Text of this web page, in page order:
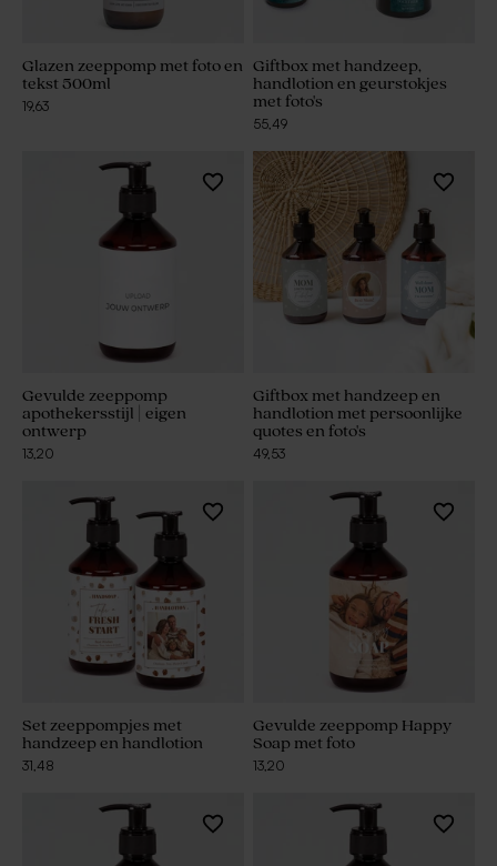
Glazen zeeppomp met foto en
tekst 500ml
19,63
Giftbox met handzeep,
handlotion en geurstokjes
met foto's
55,49
Gevulde zeeppomp
apothekersstijl | eigen
ontwerp
13,20
Giftbox met handzeep en
handlotion met persoonlijke
quotes en foto's
49,53
Set zeeppompjes met
handzeep en handlotion
31,48
Gevulde zeeppomp Happy
Soap met foto
13,20